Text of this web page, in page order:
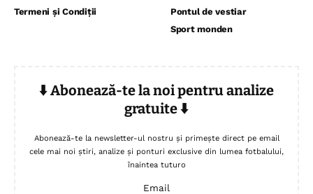
Termeni și Condiții
Pontul de vestiar
Sport monden
⬇️ Abonează-te la noi pentru analize
gratuite ⬇️
Abonează-te la newsletter-ul nostru și primește direct pe email
cele mai noi știri, analize și ponturi exclusive din lumea fotbalului,
înaintea tuturo
Email